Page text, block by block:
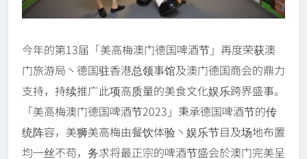
今年的第13届「美高梅澳门德国啤酒节」再度荣获澳
门旅游局丶德国驻香港总领事馆及澳门德国商会的鼎力
支持，持续推广此项高质量的美食文化娱乐跨界盛事。
「美高梅澳门德国啤酒节2023」秉承德国啤酒节的传
统阵容，美狮美高梅由餐饮体验丶娱乐节目及场地布置
均一丝不苟，务求将最正宗的啤酒节盛会於澳门完美呈